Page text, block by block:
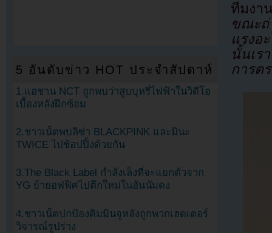
ทีมงา
ขณะถ่
แรงอ
นั้นเร
การต
5 อันดับข่าว HOT ประจำสัปดาห์
1.แฮชาน NCT ถูกพบว่าสูบบุหรี่ไฟฟ้าในวิดีโอ
เบื้องหลังฝึกซ้อม
2.ชาวเน็ตพบลิซ่า BLACKPINK และมินะ
TWICE ไปช้อปปิ้งด้วยกัน
3.The Black Label กำลังเล็งที่จะแยกตัวจาก
YG ย้ายอฟฟิศไปตึกใหม่ในฮันนัมดง
4.ชาวเน็ตปกป้องคิมมินจูหลังถูกพวกเฮดเตอร์
วิจารณ์รูปร่าง